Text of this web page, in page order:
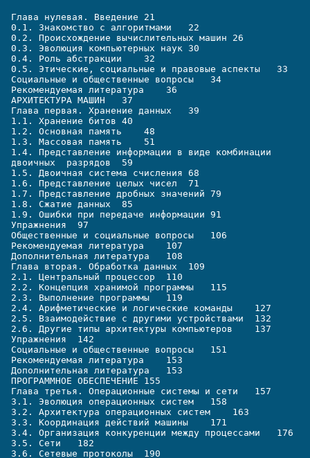
Глава нулевая. Введение 21
0.1. Знакомство с алгоритмами   22
0.2. Происхождение вычислительных машин 26
0.3. Эволюция компьютерных наук 30
0.4. Роль абстракции    32
0.5. Этические, социальные и правовые аспекты   33
Социальные и общественные вопросы   34
Рекомендуемая литература    36
АРХИТЕКТУРА МАШИН   37
Глава первая. Хранение данных   39
1.1. Хранение битов 40
1.2. Основная память    48
1.3. Массовая память    51
1.4. Представление информации в виде комбинации
двоичных  разрядов  59
1.5. Двоичная система счисления 68
1.6. Представление целых чисел  71
1.7. Представление дробных значений 79
1.8. Сжатие данных  85
1.9. Ошибки при передаче информации 91
Упражнения  97
Общественные и социальные вопросы   106
Рекомендуемая литература    107
Дополнительная литература   108
Глава вторая. Обработка данных  109
2.1. Центральный процессор  110
2.2. Концепция хранимой программы   115
2.3. Выполнение программы   119
2.4. Арифметические и логические команды    127
2.5. Взаимодействие с другими устройствами  132
2.6. Другие типы архитектуры компьютеров    137
Упражнения  142
Социальные и общественные вопросы   151
Рекомендуемая литература    153
Дополнительная литература   153
ПРОГРАММНОЕ ОБЕСПЕЧЕНИЕ 155
Глава третья. Операционные системы и сети   157
3.1. Эволюция операционных систем   158
3.2. Архитектура операционных систем    163
3.3. Координация действий машины    171
3.4. Организация конкуренции между процессами   176
3.5. Сети   182
3.6. Сетевые протоколы  190